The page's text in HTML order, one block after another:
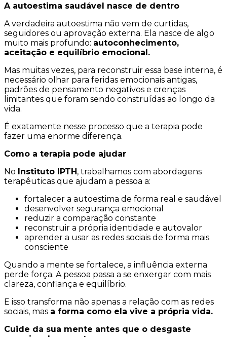
A autoestima saudável nasce de dentro
A verdadeira autoestima não vem de curtidas,
seguidores ou aprovação externa. Ela nasce de algo
muito mais profundo: autoconhecimento,
aceitação e equilíbrio emocional.
Mas muitas vezes, para reconstruir essa base interna, é
necessário olhar para feridas emocionais antigas,
padrões de pensamento negativos e crenças
limitantes que foram sendo construídas ao longo da
vida.
É exatamente nesse processo que a terapia pode
fazer uma enorme diferença.
Como a terapia pode ajudar
No Instituto IPTH, trabalhamos com abordagens
terapêuticas que ajudam a pessoa a:
fortalecer a autoestima de forma real e saudável
desenvolver segurança emocional
reduzir a comparação constante
reconstruir a própria identidade e autovalor
aprender a usar as redes sociais de forma mais
consciente
Quando a mente se fortalece, a influência externa
perde força. A pessoa passa a se enxergar com mais
clareza, confiança e equilíbrio.
E isso transforma não apenas a relação com as redes
sociais, mas a forma como ela vive a própria vida.
Cuide da sua mente antes que o desgaste